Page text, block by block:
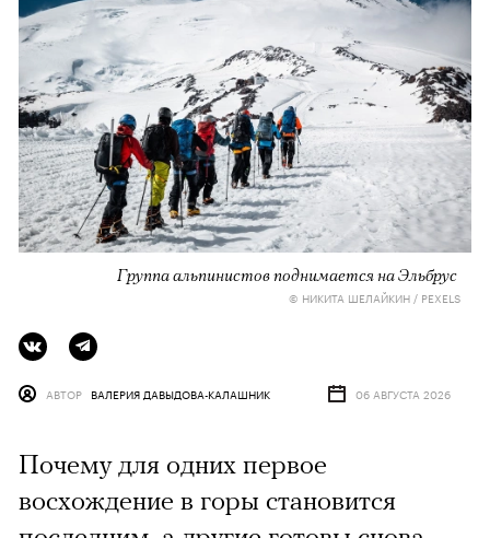
Группа альпинистов поднимается на Эльбрус
© НИКИТА ШЕЛАЙКИН / PEXELS
АВТОР ВАЛЕРИЯ ДАВЫДОВА-КАЛАШНИК 06 АВГУСТА 2026
Почему для одних первое
восхождение в горы становится